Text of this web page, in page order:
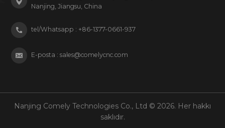
Nanjing, Jiangsu, China
tel/Whatsapp : +86-1377-0661-937
E-posta :sales@comelycnc.com
Nanjing Comely Technologies Co., Ltd © 2026. Her hakkı
saklıdır.